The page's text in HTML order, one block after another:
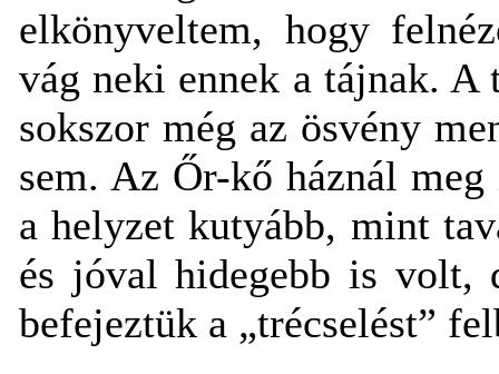
elkönyveltem, hogy
vág neki ennek a tájnak. A
sokszor még az ösvény
sem. Az Őr-kő háznál
a helyzet kutyább, mint
és jóval hidegebb is volt,
befejeztük a „trécselést”